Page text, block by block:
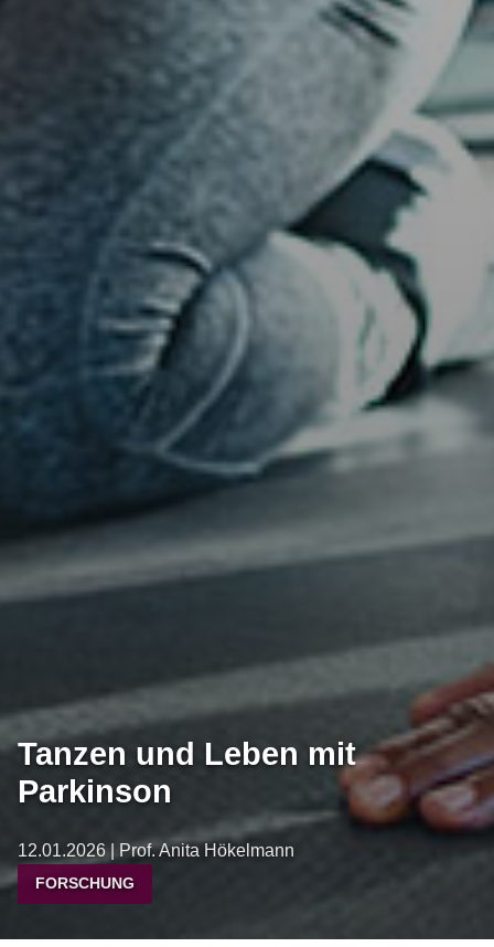
Tanzen und Leben mit
Parkinson
12.01.2026 | Prof. Anita Hökelmann
FORSCHUNG